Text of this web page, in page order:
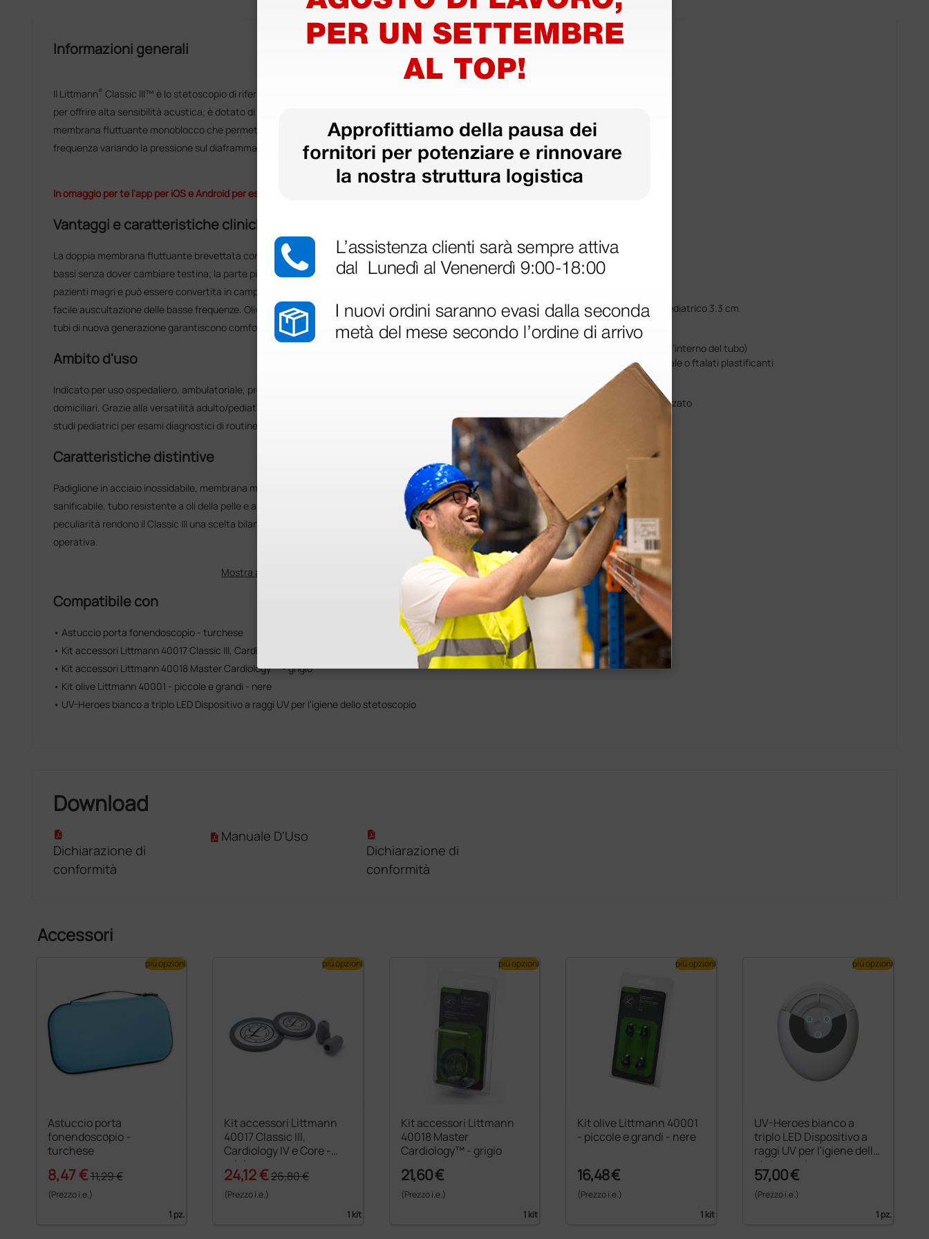
Informazioni generali
Il Littmann® Classic III™ è lo stetoscopio di riferimento per l'auscultazione clinica, progettato
per offrire alta sensibilità acustica; è dotato di un padiglione a doppia testa con doppia
membrana fluttuante monoblocco che permette di auscultare differenti gamme di
frequenza variando la pressione sul diaframma.
In omaggio per te l'app per iOS e Android per esercitarti all'auscultazione.
Vantaggi e caratteristiche cliniche
La doppia membrana fluttuante brevettata consente rapida transizione tra toni acuti e
bassi senza dover cambiare testina; la parte piccola è utile per l'utilizzo pediatrico o con
pazienti magri e può essere convertita in campana, rimuovendo la membrana, per una più
facile auscultazione delle basse frequenze. Olive morbide con tenuta acustica migliorata e
tubi di nuova generazione garantiscono comfort e durata.
Ambito d'uso
Indicato per uso ospedaliero, ambulatoriale, pronto soccorso, medicina generale e visite
domiciliari. Grazie alla versatilità adulto/pediatrica è adatto a reparti medici, infermieristici e
studi pediatrici per esami diagnostici di routine e monitoraggio.
Caratteristiche distintive
Padiglione in acciaio inossidabile, membrana monoblocco facilmente rimovibile e
sanificabile, tubo resistente a oli della pelle e all'alcol e garanzia estesa di 5 anni. Queste
peculiarità rendono il Classic III una scelta bilanciata tra prestazioni acustiche e robustezza
operativa.
Mostra altro
Compatibile con
• Astuccio porta fonendoscopio - turchese
• Kit accessori Littmann 40017 Classic III, Cardiology IV e Core - grigio
• Kit accessori Littmann 40018 Master Cardiology™ - grigio
• Kit olive Littmann 40001 - piccole e grandi - nere
• UV-Heroes bianco a triplo LED Dispositivo a raggi UV per l'igiene dello stetoscopio
Dotazione standard
Olivette di ricambio
Informazioni tecniche
Generali
Testina
Forma: doppia, adulto e pediatrico
Materiale: acciaio inossidabile
Dimensioni diaframma: adulto 4.3 cm, pediatrico 3.3 cm
Tubo
Forma: singolo (canale acustico unico all’interno del tubo)
Materiale: senza lattice di gomma naturale o ftalati plastificanti
Materiale: lega spaziale/alluminio anodizzato
Download
Dichiarazione di
conformità
Manuale D'Uso
Dichiarazione di
conformità
Accessori
Astuccio porta
fonendoscopio -
turchese
8,47 €11,29 €
(Prezzo i.e.)
1 pz.
più opzioni
Kit accessori Littmann
40017 Classic III,
Cardiology IV e Core -
grigio
24,12 €26,80 €
(Prezzo i.e.)
1 kit
più opzioni
Kit accessori Littmann
40018 Master
Cardiology™ - grigio
21,60 €
(Prezzo i.e.)
1 kit
più opzioni
Kit olive Littmann 40001
- piccole e grandi - nere
16,48 €
(Prezzo i.e.)
1 kit
più opzioni
UV-Heroes bianco a
triplo LED Dispositivo a
raggi UV per l'igiene dello
stetoscopio
57,00 €
(Prezzo i.e.)
1 pz.
più opzioni